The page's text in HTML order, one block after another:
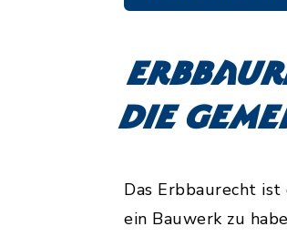
die
Das Erbbaurecht
ein Bauwerk zu